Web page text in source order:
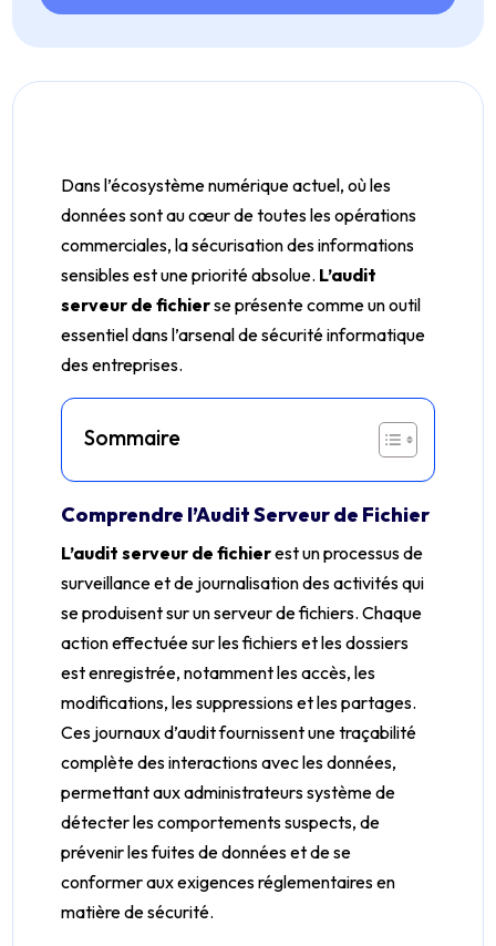
Dans l’écosystème numérique actuel, où les
données sont au cœur de toutes les opérations
commerciales, la sécurisation des informations
sensibles est une priorité absolue. L’audit
serveur de fichierse présente comme un outil
essentiel dans l’arsenal de sécurité informatique
des entreprises.
Sommaire
Comprendre l’Audit Serveur de Fichier
L’audit serveur de fichierest un processus de
surveillance et de journalisation des activités qui
se produisent sur un serveur de fichiers. Chaque
action effectuée sur les fichiers et les dossiers
est enregistrée, notamment les accès, les
modifications, les suppressions et les partages.
Ces journaux d’audit fournissent une traçabilité
complète des interactions avec les données,
permettant aux administrateurs système de
détecter les comportements suspects, de
prévenir les fuites de données et de se
conformer aux exigences réglementaires en
matière de sécurité.